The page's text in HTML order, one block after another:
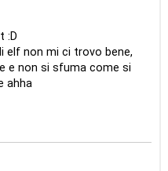
:D
elf non mi ci trovo bene,
e non si sfuma come si
ahha